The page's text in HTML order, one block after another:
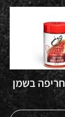
בשמן